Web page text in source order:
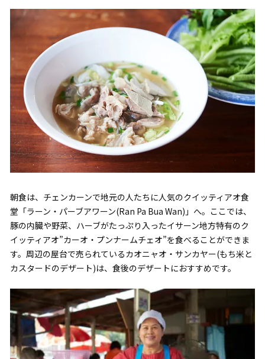
朝食は、チェンカーンで地元の人たちに人気のクイッティアオ食
堂「ラーン・パーブアワーン(Ran Pa Bua Wan)」へ。ここでは、
豚の内臓や野菜、ハーブがたっぷり入ったイサーン地方特有のク
イッティアオ”カーオ・プンナームチェオ”を食べることができま
す。周辺の屋台で売られているカオニャオ・サンカヤー(もち米と
カスタードのデザート)は、食後のデザートにおすすめです。